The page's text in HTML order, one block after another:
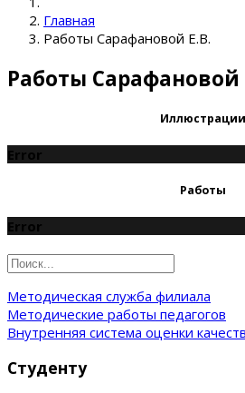
Главная
Работы Сарафановой Е.В.
Работы Сарафановой
Иллюстрации
Error
Работы
Error
Методическая служба филиала
Методические работы педагогов
Внутренняя система оценки
Студенту